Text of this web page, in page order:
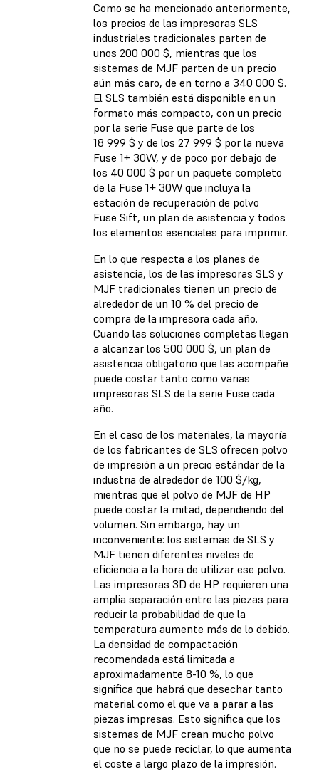
Como se ha mencionado anteriormente,
los precios de las impresoras SLS
industriales tradicionales parten de
unos 200 000 $, mientras que los
sistemas de MJF parten de un precio
aún más caro, de en torno a 340 000 $.
El SLS también está disponible en un
formato más compacto, con un precio
por la serie Fuse que parte de los
18 999 $ y de los 27 999 $ por la nueva
Fuse 1+ 30W, y de poco por debajo de
los 40 000 $ por un paquete completo
de la Fuse 1+ 30W que incluya la
estación de recuperación de polvo
Fuse Sift, un plan de asistencia y todos
los elementos esenciales para imprimir.
En lo que respecta a los planes de
asistencia, los de las impresoras SLS y
MJF tradicionales tienen un precio de
alrededor de un 10 % del precio de
compra de la impresora cada año.
Cuando las soluciones completas llegan
a alcanzar los 500 000 $, un plan de
asistencia obligatorio que las acompañe
puede costar tanto como varias
impresoras SLS de la serie Fuse cada
año.
En el caso de los materiales, la mayoría
de los fabricantes de SLS ofrecen polvo
de impresión a un precio estándar de la
industria de alrededor de 100 $/kg,
mientras que el polvo de MJF de HP
puede costar la mitad, dependiendo del
volumen. Sin embargo, hay un
inconveniente: los sistemas de SLS y
MJF tienen diferentes niveles de
eficiencia a la hora de utilizar ese polvo.
Las impresoras 3D de HP requieren una
amplia separación entre las piezas para
reducir la probabilidad de que la
temperatura aumente más de lo debido.
La densidad de compactación
recomendada está limitada a
aproximadamente 8-10 %, lo que
significa que habrá que desechar tanto
material como el que va a parar a las
piezas impresas. Esto significa que los
sistemas de MJF crean mucho polvo
que no se puede reciclar, lo que aumenta
el coste a largo plazo de la impresión.